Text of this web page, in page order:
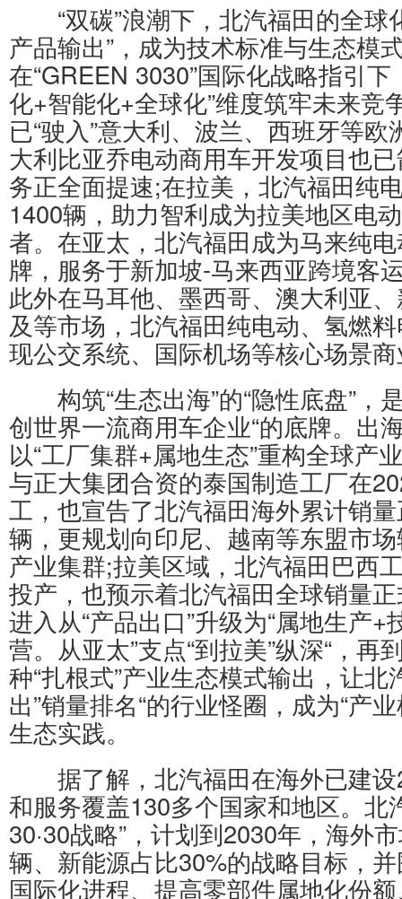
“双碳”浪潮下，北汽福田的全球
产品输出”，成为技术标准与生态模
在“GREEN 3030”国际化战略指引
化+智能化+全球化”维度筑牢未来竞
已“驶入”意大利、波兰、西班牙等
大利比亚乔电动商用车开发项目也
务正全面提速;在拉美，北汽福田纯
1400辆，助力智利成为拉美地区电
者。在亚太，北汽福田成为马来纯
牌，服务于新加坡-马来西亚跨境客
此外在马耳他、墨西哥、澳大利亚
及等市场，北汽福田纯电动、氢燃
现公交系统、国际机场等核心场景
构筑“生态出海”的“隐性底盘”，
创世界一流商用车企业“的底牌。出
以“工厂集群+属地生态”重构全球产
与正大集团合资的泰国制造工厂在
工，也宣告了北汽福田海外累计销
辆，更规划向印尼、越南等东盟市
产业集群;拉美区域，北汽福田巴西
投产，也预示着北汽福田全球销量
进入从“产品出口”升级为“属地生产+
营。从亚太”支点“到拉美”纵深“，再
种“扎根式”产业生态模式输出，让
出”销量排名“的行业怪圈，成为“产
生态实践。
据了解，北汽福田在海外已建设
和服务覆盖130多个国家和地区。北
30·30战略”，计划到2030年，海外
辆、新能源占比30%的战略目标，
国际化进程、提高零部件属地化份